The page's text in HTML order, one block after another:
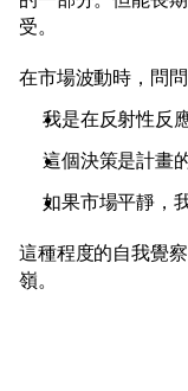
受。
在市場波動時，問問
我是在反射性反
這個決策是計畫
如果市場平靜，
這種程度的自我覺
嶺。